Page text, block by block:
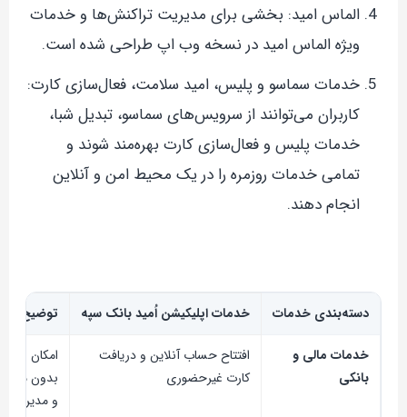
الماس امید: بخشی برای مدیریت تراکنش‌ها و خدمات
ویژه الماس امید در نسخه وب اپ طراحی شده است.
خدمات سماسو و پلیس، امید سلامت، فعال‌سازی کارت:
کاربران می‌توانند از سرویس‌های سماسو، تبدیل شبا،
خدمات پلیس و فعال‌سازی کارت بهره‌مند شوند و
تمامی خدمات روزمره را در یک محیط امن و آنلاین
انجام دهند.
دسته‌بندی خدمات خدمات اپلیکیشن اُمید بانک سپه توضیح و
خدمات مالی و
بانکی
افتتاح حساب آنلاین و دریافت
کارت غیرحضوری
امکان
بدون
و مدیریت